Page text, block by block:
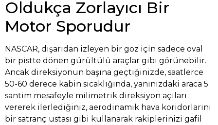
Oldukça Zorlayıcı Bir
Motor Sporudur
NASCAR, dışarıdan izleyen bir göz için sadece oval
bir pistte dönen gürültülü araçlar gibi görünebilir.
Ancak direksiyonun başına geçtiğinizde, saatlerce
50-60 derece kabin sıcaklığında, yanınızdaki araca 5
santim mesafeyle milimetrik direksiyon açıları
vererek ilerlediğiniz, aerodinamik hava koridorlarını
bir satranç ustası gibi kullanarak rakiplerinizi gafil